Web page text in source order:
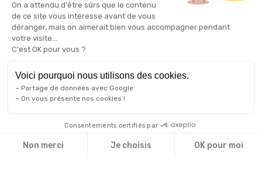
On a attendu d'être sûrs que le contenu
de ce site vous intéresse avant de vous
déranger, mais on aimerait bien vous accompagner pendant
votre visite...
C'est OK pour vous ?
Voici pourquoi nous utilisons des cookies.
Partage de données avec Google
On vous présente nos cookies !
Consentements certifiés par
Non merci Je choisis OK pour moi
ACTIONS DE FORMATION
ACTIONS DE FORMATION PAR APPRENTISSAGE